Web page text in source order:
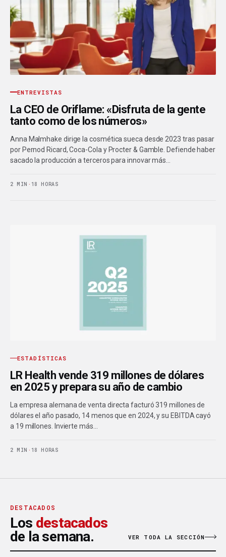
ENTREVISTAS
La CEO de Oriflame: «Disfruta de la gente
tanto como de los números»
Anna Malmhake dirige la cosmética sueca desde 2023 tras pasar
por Pernod Ricard, Coca-Cola y Procter & Gamble. Defiende haber
sacado la producción a terceros para innovar más…
2 MIN · 18 HORAS
ESTADÍSTICAS
LR Health vende 319 millones de dólares
en 2025 y prepara su año de cambio
La empresa alemana de venta directa facturó 319 millones de
dólares el año pasado, 14 menos que en 2024, y su EBITDA cayó
a 19 millones. Invierte más…
2 MIN · 18 HORAS
DESTACADOS
Los destacados
de la semana.
VER TODA LA SECCIÓN